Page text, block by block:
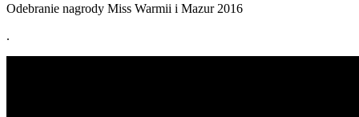
Odebranie nagrody Miss Warmii i Mazur 2016
.